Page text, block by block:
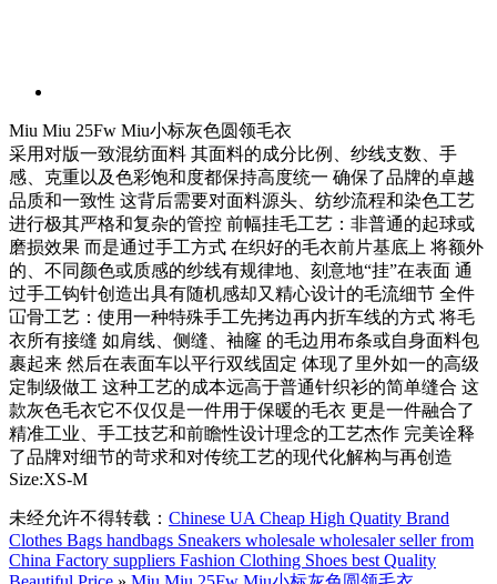
Miu Miu 25Fw Miu小标灰色圆领毛衣
采用对版一致混纺面料 其面料的成分比例、纱线支数、手
感、克重以及色彩饱和度都保持高度统一 确保了品牌的卓越
品质和一致性 这背后需要对面料源头、纺纱流程和染色工艺
进行极其严格和复杂的管控 前幅挂毛工艺：非普通的起球或
磨损效果 而是通过手工方式 在织好的毛衣前片基底上 将额外
的、不同颜色或质感的纱线有规律地、刻意地“挂”在表面 通
过手工钩针创造出具有随机感却又精心设计的毛流细节 全件
冚骨工艺：使用一种特殊手工先拷边再内折车线的方式 将毛
衣所有接缝 如肩线、侧缝、袖窿 的毛边用布条或自身面料包
裹起来 然后在表面车以平行双线固定 体现了里外如一的高级
定制级做工 这种工艺的成本远高于普通针织衫的简单缝合 这
款灰色毛衣它不仅仅是一件用于保暖的毛衣 更是一件融合了
精准工业、手工技艺和前瞻性设计理念的工艺杰作 完美诠释
了品牌对细节的苛求和对传统工艺的现代化解构与再创造
Size:XS-M
未经允许不得转载： Chinese UA Cheap High Quatity Brand
Clothes Bags handbags Sneakers wholesale wholesaler seller from
China Factory suppliers Fashion Clothing Shoes best Quality